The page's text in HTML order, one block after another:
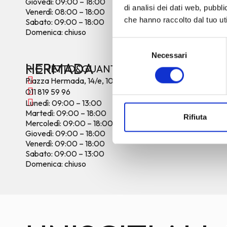
di analisi dei dati web,
che hanno raccolto dal tuo
consenso
Necessari
Rifiuta
Venerdì: 08:00 – 18:00
Sabato: 09:00 – 18:00
Domenica: chiuso
RIGHETTO&GUANTI
HERMADA
Piazza Hermada, 14/e, 10131 Torino (TO)
011 819 59 96
Lunedì: 09:00 – 13:00
Martedì: 09:00 – 18:00
Mercoledì: 09:00 – 18:00
Giovedì: 09:00 – 18:00
Venerdì: 09:00 – 18:00
Sabato: 09:00 – 13:00
Domenica: chiuso
Iscrivendoti alla
come te, cercano il
mantenere i tuoi
coccolare da noi!
ISCRIVITI ORA